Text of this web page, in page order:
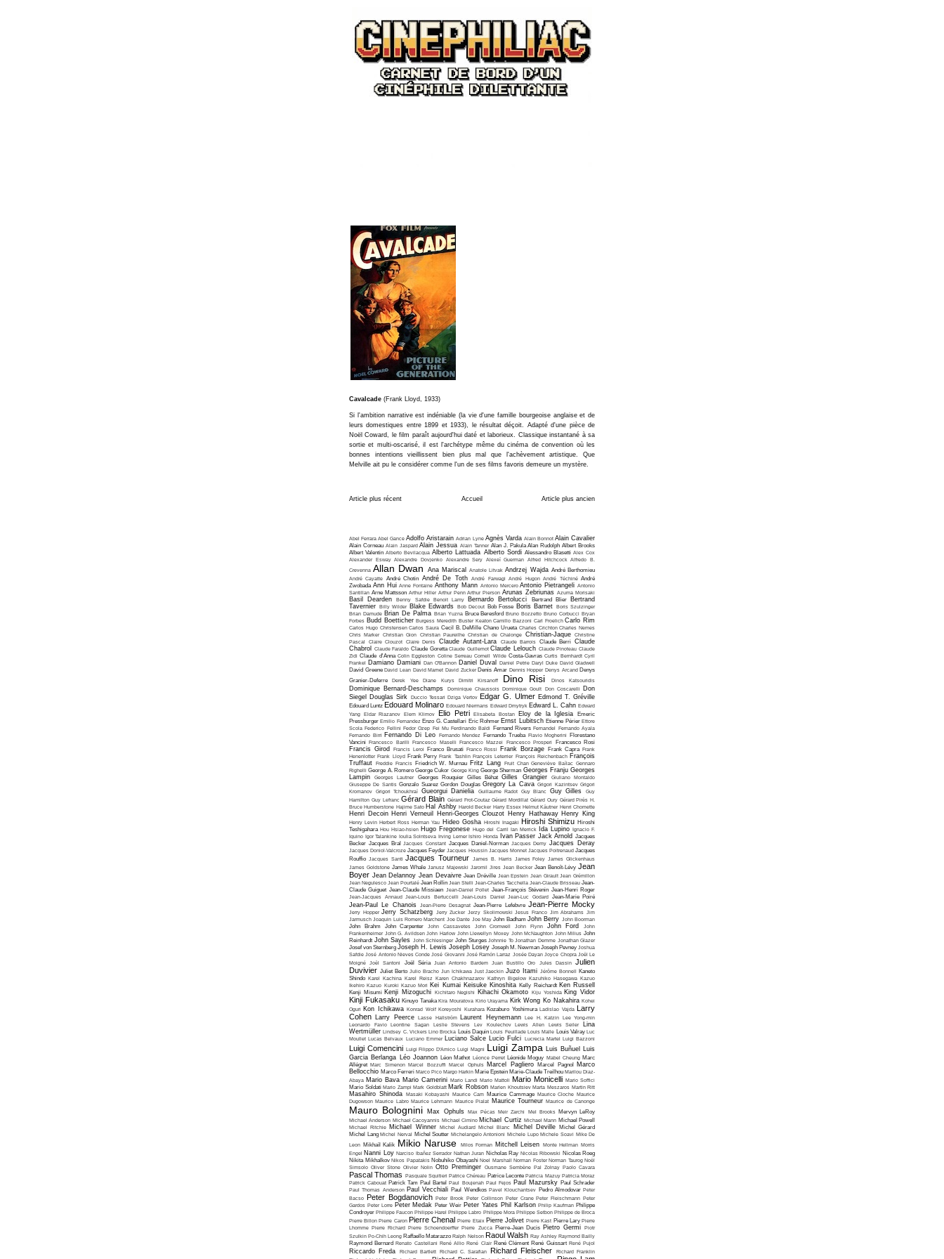
Cavalcade (Frank Lloyd, 1933)
Si l'ambition narrative est indéniable (la vie d'une famille bourgeoise anglaise et de
leurs domestiques entre 1899 et 1933), le résultat déçoit. Adapté d'une pièce de
Noël Coward, le film paraît aujourd'hui daté et laborieux. Classique instantané à sa
sortie et multi-oscarisé, il est l'archétype même du cinéma de convention où les
bonnes intentions vieillissent bien plus mal que l'achèvement artistique. Que
Melville ait pu le considérer comme l'un de ses films favoris demeure un mystère.
Article plus récent Article plus ancien
Accueil
Abel Ferrara Abel Gance Adolfo Aristarain Adrian Lyne Agnès Varda Alain Bonnot Alain Cavalier
Alain Corneau Alain Jaspard Alain Jessua Alain Tanner Alan J. Pakula Alan Rudolph Albert Brooks
Albert Valentin Alberto Bevilacqua Alberto Lattuada Alberto Sordi Alessandro Blasetti Alex Cox
Alexander Esway Alexandre Dovjenko Alexandre Sery Alexeï Guerman Alfred Hitchcock Alfredo B.
Crevenna Allan Dwan Ana Mariscal Anatole Litvak Andrzej Wajda André Berthomieu
André Cayatte André Chotin André De Toth André Farwagi André Hugon André Téchiné André
Zwobada Ann Hui Anne Fontaine Anthony Mann Antonio Mercero Antonio Pietrangeli Antonio
Santillan Arne Mattsson Arthur Hiller Arthur Penn Arthur Pierson Arunas Zebriunas Azuma Morisaki
Basil Dearden Benny Safdie Benoit Lamy Bernardo Bertolucci Bertrand Blier
Bertrand
Tavernier Billy Wilder Blake Edwards Bob Decout Bob Fosse Boris Barnet Boris Szulzinger
Brian Damude Brian De Palma Brian Yuzna Bruce Beresford Bruno Bozzetto Bruno Corbucci Bryan
Forbes Budd Boetticher Burgess Meredith Buster Keaton Camillo Bazzoni Carl Froelich Carlo Rim
Carlos Hugo Christensen Carlos Saura Cecil B. DeMille Chano Urueta Charles Crichton Charles Nemes
Chris Marker Christian Gion Christian Paureilhe Christian de Chalonge Christian-Jaque
Christine
Pascal
Claire Clouzot Claire Denis Claude Autant-Lara Claude Barrois Claude Berri Claude
Chabrol
Claude Faraldo Claude Goretta Claude Guillemot Claude Lelouch Claude Pinoteau Claude
Zidi Claude d'Anna Colin Eggleston Coline Serreau Cornell Wilde Costa-Gavras Curtis Bernhardt Cyril
Frankel Damiano Damiani Dan O'Bannon Daniel Duval Daniel Petrie Daryl Duke David Gladwell
David Greene David Lean David Mamet David Zucker Denis Amar Dennis Hopper Denys Arcand Denys
Granier-Deferre
Derek Yee Diane Kurys Dimitri Kirsanoff Dino Risi Dinos Katsouridis
Dominique Bernard-Deschamps Dominique Chaussois Dominique Goult Don Coscarelli
Don
Siegel
Douglas Sirk Duccio Tessari Dziga Vertov Edgar G. Ulmer Edmond T. Gréville
Edouard Luntz Edouard Molinaro Edouard Niermans Edward Dmytryk Edward L. Cahn Edward
Yang Eldar Riazanov Elem Klimov Elio Petri Elisabeta Bostan Eloy de la Iglesia
Emeric
Pressburger Emilio Fernandez Enzo G. Castellari Eric Rohmer Ernst Lubitsch Etienne Périer Ettore
Scola Federico Fellini Fedor Ozep Fei Mu Ferdinando Baldi Fernand Rivers Fernandel Fernando Ayala
Fernando Birri Fernando Di Leo Fernando Mendez Fernando Trueba Flavio Mogherini
Florestano
Vancini Francesco Barilli Francesco Maselli Francesco Mazzei Francesco Prosperi Francesco Rosi
Francis Girod Francis Leroi Franco Brusati Franco Rossi Frank Borzage Frank Capra Frank
Henenlotter Frank Lloyd Frank Perry Frank Tashlin François Leterrier François Reichenbach François
Truffaut Freddie Francis Friedrich W. Murnau Fritz Lang Fruit Chan Geneviève Baïlac Gennaro
Righelli George A. Romero George Cukor George King George Sherman Georges Franju Georges
Lampin
Georges Lautner Georges Rouquier Gilles Béhat Gilles Grangier
Giuliano Montaldo
Giuseppe De Santis Gonzalo Suarez Gordon Douglas Gregory La Cava Grigori Kazintsev Grigori
Kromanov Grigori Tchoukhraï Gueorgui Danielia Guillaume Radot Guy Blanc Guy Gilles
Guy
Hamilton Guy Lefranc Gérard Blain Gérard Frot-Coutaz Gérard Mordillat Gérard Oury Gérard Pirès H.
Bruce Humberstone Hajime Sato Hal Ashby Harold Becker Harry Essex Helmut Käutner Henri Chomette
Henri Decoin Henri Verneuil Henri-Georges Clouzot Henry Hathaway Henry King
Henry Levin Herbert Ross Herman Yau Hideo Gosha Hiroshi Inagaki Hiroshi Shimizu Hiroshi
Teshigahara Hou Hsiao-hsien Hugo Fregonese Hugo del Carril Ian Merrick Ida Lupino Ignacio F.
Iquino Igor Talankine Ioulia Solntseva Irving Lerner Ishiro Honda Ivan Passer Jack Arnold Jacques
Becker Jacques Bral Jacques Constant Jacques Daniel-Norman Jacques Demy Jacques Deray
Jacques Doniol-Valcroze Jacques Feyder Jacques Houssin Jacques Monnet Jacques Poitrenaud Jacques
Rouffio Jacques Santi Jacques Tourneur James B. Harris James Foley James Glickenhaus
James Goldstone James Whale Janusz Majewski Jaromil Jires Jean Becker Jean Benoît-Lévy Jean
Boyer Jean Delannoy Jean Devaivre Jean Dréville Jean Epstein Jean Girault Jean Grémillon
Jean Negulesco Jean Pourtalé Jean Rollin Jean Stelli Jean-Charles Tacchella Jean-Claude Brisseau Jean-
Claude Guiguet Jean-Claude Missiaen Jean-Daniel Pollet Jean-François Stévenin Jean-Henri Roger
Jean-Jacques Annaud Jean-Louis Bertuccelli Jean-Louis Daniel Jean-Luc Godard Jean-Marie Poiré
Jean-Paul Le Chanois Jean-Pierre Desagnat Jean-Pierre Lefebvre Jean-Pierre Mocky
Jerry Hopper Jerry Schatzberg Jerry Zucker Jerzy Skolimowski Jesus Franco Jim Abrahams Jim
Jarmusch Joaquin Luis Romero Marchent Joe Dante Joe May John Badham John Berry John Boorman
John Brahm
John Carpenter John Cassavetes John Cromwell John Flynn John Ford
John
Frankenheimer John G. Avildsen John Harlow John Llewellyn Moxey John McNaughton John Milius John
Reinhardt John Sayles John Schlesinger John Sturges Johnnie To Jonathan Demme Jonathan Glazer
Josef von Sternberg Joseph H. Lewis Joseph Losey Joseph M. Newman Joseph Pevney Joshua
Safdie José Antonio Nieves Conde José Giovanni José Ramón Larraz Josée Dayan Joyce Chopra Joël Le
Moigné Joël Santoni Joël Séria Juan Antonio Bardem Juan Bustillo Oro Jules Dassin Julien
Duvivier Juliet Berto Julio Bracho Jun Ichikawa Just Jaeckin Juzo Itami Jérôme Bonnell Kaneto
Shindo Karel Kachina Karel Reisz Karen Chakhnazarov Kathryn Bigelow Kazuhiko Hasegawa Kazuo
Ikehiro Kazuo Kuroki Kazuo Mori Kei Kumai Keisuke Kinoshita Kelly Reichardt Ken Russell
Kenji Misumi Kenji Mizoguchi Kichitaro Negishi Kihachi Okamoto Kiju Yoshida King Vidor
Kinji Fukasaku Kinuyo Tanaka Kira Mouratova Kirio Urayama Kirk Wong Ko Nakahira Kohei
Oguri Kon Ichikawa Konrad Wolf Koreyoshi Kurahara Kozaburo Yoshimura Ladislao Vajda Larry
Cohen Larry Peerce Lasse Hallström Laurent Heynemann Lee H. Katzin Lee Yong-min
Leonardo Favio
Leontine Sagan Leslie Stevens Lev Koulechov Lewis Allen Lewis Seiler
Lina
Wertmüller Lindsey C. Vickers Lino Brocka Louis Daquin Louis Feuillade Louis Malle Louis Valray Luc
Moullet Lucas Belvaux Luciano Emmer Luciano Salce Lucio Fulci Lucrecia Martel Luigi Bazzoni
Luigi Comencini Luigi Filippo D'Amico Luigi Magni Luigi Zampa Luis Buñuel
Luis
Garcia Berlanga Léo Joannon Léon Mathot Léonce Perret Léonide Moguy Mabel Cheung Marc
Allégret Marc Simenon Marcel Bozzuffi Marcel Ophuls Marcel Pagliero Marcel Pagnol
Marco
Bellocchio Marco Ferreri Marco Pico Margo Harkin Marie Epstein Marie-Claude Treilhou Marilou Diaz-
Abaya Mario Bava Mario Camerini Mario Landi Mario Mattoli Mario Monicelli Mario Soffici
Mario Soldati Mario Zampi Mark Goldblatt Mark Robson Marlen Khoutsiev Marta Meszaros Martin Ritt
Masahiro Shinoda Masaki Kobayashi Maurice Cam Maurice Cammage Maurice Cloche Maurice
Dugowson Maurice Labro Maurice Lehmann Maurice Pialat Maurice Tourneur Maurice de Canonge
Mauro Bolognini Max Ophuls Max Pécas Meir Zarchi Mel Brooks Mervyn LeRoy
Michael Anderson Michael Cacoyannis Michael Cimino Michael Curtiz Michael Mann Michael Powell
Michael Ritchie Michael Winner Michel Audiard Michel Blanc Michel Deville
Michel Gérard
Michel Lang Michel Nerval Michel Soutter Michelangelo Antonioni Michele Lupo Michele Soavi Mike De
Leon Mikhaïl Kalik Mikio Naruse Milos Forman Mitchell Leisen Monte Hellman Morris
Engel Nanni Loy Narciso Ibañez Serrador Nathan Juran Nicholas Ray Nicolas Ribowski Nicolas Roeg
Nikita Mikhalkov Nikos Papatakis Nobuhiko Obayashi Noel Marshall Norman Foster Norman Taurog Noël
Simsolo Oliver Stone Olivier Nolin Otto Preminger Ousmane Sembène Pal Zolnay Paolo Cavara
Pascal Thomas Pasquale Squitieri Patrice Chéreau Patrice Leconte Patricia Mazuy Patricia Moraz
Patrick Cabouat Patrick Tam Paul Bartel Paul Boujenah Paul Fejos Paul Mazursky Paul Schrader
Paul Thomas Anderson Paul Vecchiali Paul Wendkos Pavel Klouchantsev Pedro Almodovar Peter
Bacso Peter Bogdanovich Peter Brook Peter Collinson Peter Crane Peter Fleischmann Peter
Gardos Peter Lorre Peter Medak Peter Weir Peter Yates Phil Karlson Philip Kaufman Philippe
Condroyer Philippe Faucon Philippe Harel Philippe Labro Philippe Mora Philippe Setbon Philippe de Broca
Pierre Billon Pierre Caron Pierre Chenal Pierre Etaix Pierre Jolivet Pierre Kast Pierre Lary Pierre
Lhomme Pierre Richard Pierre Schoendoerffer Pierre Zucca Pierre-Jean Ducis Pietro Germi Piotr
Szulkin Po-Chih Leong Raffaello Matarazzo Ralph Nelson Raoul Walsh Ray Ashley Raymond Bailly
Raymond Bernard Renato Castellani René Allio René Clair René Clément René Guissart René Pujol
Riccardo Freda Richard Bartlett Richard C. Sarafian Richard Fleischer
Richard Franklin